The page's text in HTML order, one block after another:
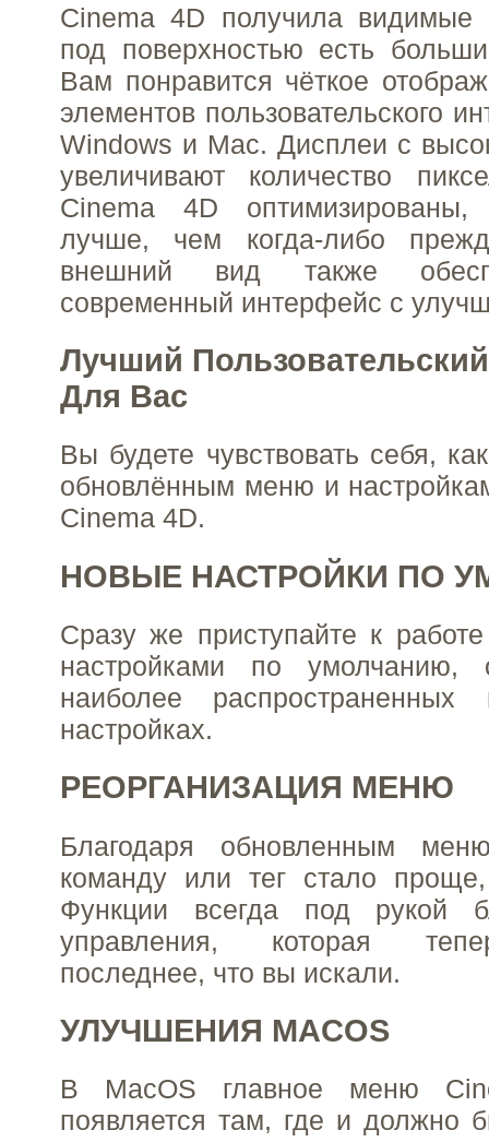
Cinema 4D получила
под поверхностью есть
Вам понравится чёткое
элементов пользовательского
Windows и Mac. Дисплеи с
увеличивают количество
Cinema 4D оптимизированы,
лучше, чем когда-либо
внешний вид также
современный интерфейс с
Лучший
Для Вас
Вы будете чувствовать себя,
обновлённым меню и
Cinema 4D.
НОВЫЕ НАСТРОЙКИ ПО
Сразу же приступайте к
настройками по умолчанию,
наиболее распространенных
настройках.
РЕОРГАНИЗАЦИЯ МЕНЮ
Благодаря обновленным
команду или тег стало
Функции всегда под рукой
управления, которая
последнее, что вы искали.
УЛУЧШЕНИЯ MACOS
В MacOS главное меню
появляется там, где и должно